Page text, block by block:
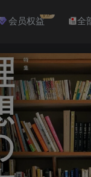
会员权益VIP 全